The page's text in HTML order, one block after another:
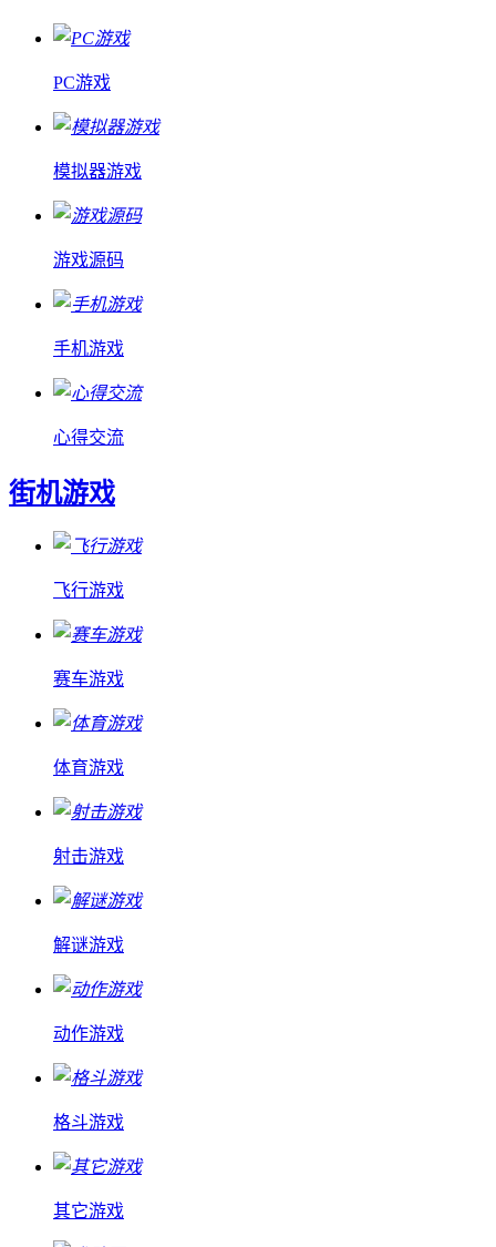
PC游戏
模拟器游戏
游戏源码
手机游戏
心得交流
街机游戏
飞行游戏
赛车游戏
体育游戏
射击游戏
解谜游戏
动作游戏
格斗游戏
其它游戏